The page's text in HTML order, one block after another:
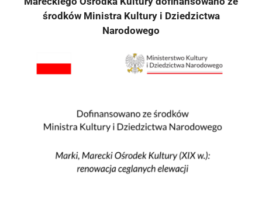
środków Ministra Kultury i Dziedzictwa
Narodowego